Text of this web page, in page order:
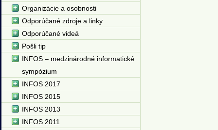
Organizácie a osobnosti
Odporúčané zdroje a linky
Odporúčané videá
Pošli tip
INFOS – medzinárodné informatické
sympózium
INFOS 2017
INFOS 2015
INFOS 2013
INFOS 2011